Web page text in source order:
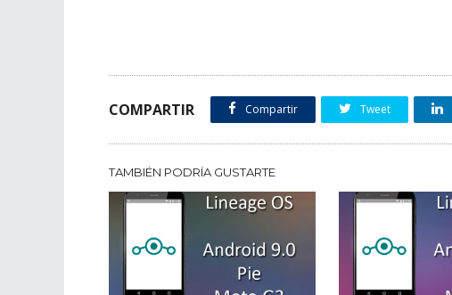
COMPARTIR Compartir Tweet
TAMBIÉN PODRÍA GUSTARTE